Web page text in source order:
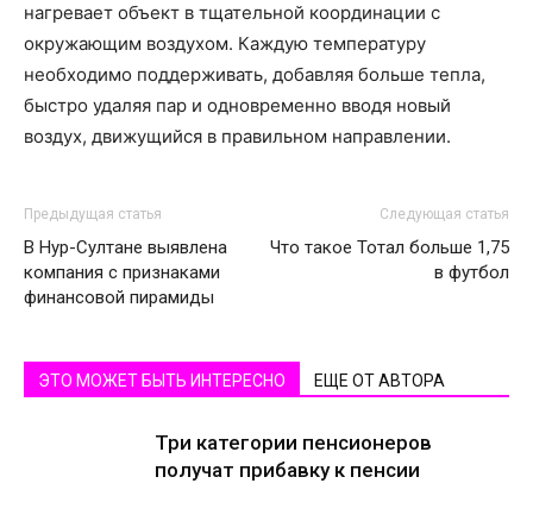
нагревает объект в тщательной координации с
окружающим воздухом. Каждую температуру
необходимо поддерживать, добавляя больше тепла,
быстро удаляя пар и одновременно вводя новый
воздух, движущийся в правильном направлении.
Предыдущая статья
В Нур-Султане выявлена
компания с признаками
финансовой пирамиды
Следующая статья
Что такое Тотал больше 1,75
в футбол
ЭТО МОЖЕТ БЫТЬ ИНТЕРЕСНО ЕЩЕ ОТ АВТОРА
Три категории пенсионеров
получат прибавку к пенсии